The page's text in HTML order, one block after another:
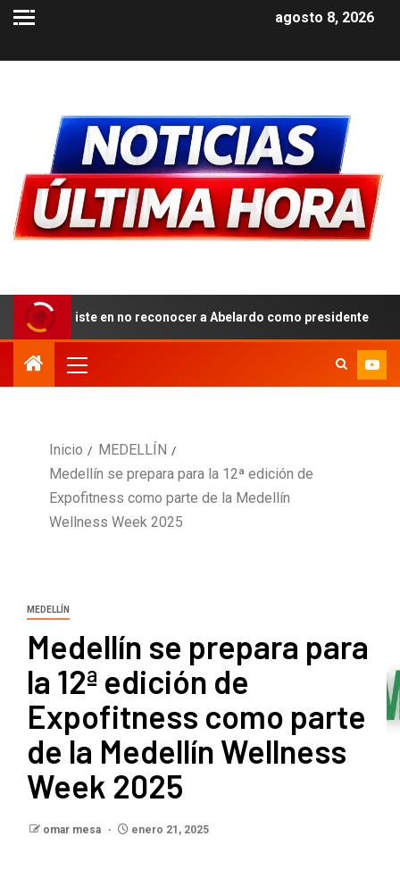
agosto 8, 2026
a Abelardo como presidente Tribunal
Inicio
MEDELLÍN
Medellín se prepara para la 12ª edición de
Expofitness como parte de la Medellín
Wellness Week 2025
MEDELLÍN
Medellín se prepara para
la 12ª edición de
Expofitness como parte
de la Medellín Wellness
Week 2025
omar mesa enero 21, 2025